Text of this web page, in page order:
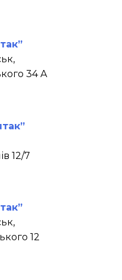
34 А
12/7
12